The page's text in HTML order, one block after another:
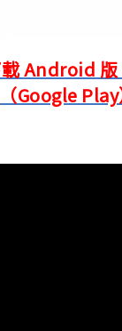
載 Android
（Google Play